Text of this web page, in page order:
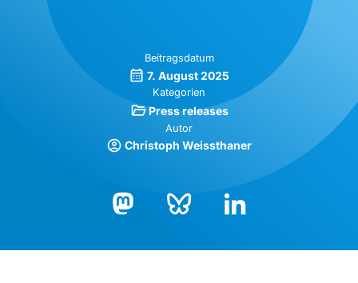
Beitragsdatum
7. August 2025
Kategorien
Press releases
Autor
Christoph Weissthaner